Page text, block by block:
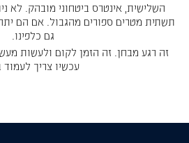
השלישית, אינטרס ביטחוני מובהק. לא
תשתית מטרים ספורים מהגבול. אם הם
גם כלפינו.
זה רגע מבחן. זה הזמן לקום ולעשות
עכשיו צריך לעמוד